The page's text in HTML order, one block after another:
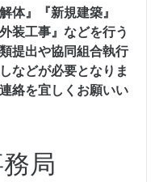
体』『新規建築』
装工事』などを行う
提出や協同組合執行
などが必要となりま
絡を宜しくお願いい
局